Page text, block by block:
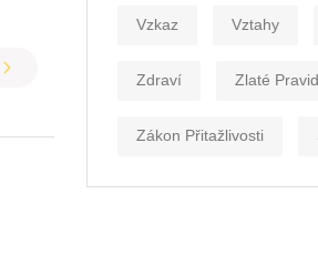
Vzkaz Vztahy
Zdraví Zlaté
Zákon Přitažlivosti